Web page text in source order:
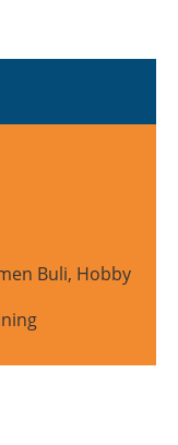
Buli, Hobby